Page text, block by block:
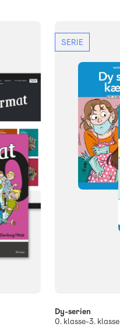
SERIE
Dy-serien
0. klasse-3. klasse